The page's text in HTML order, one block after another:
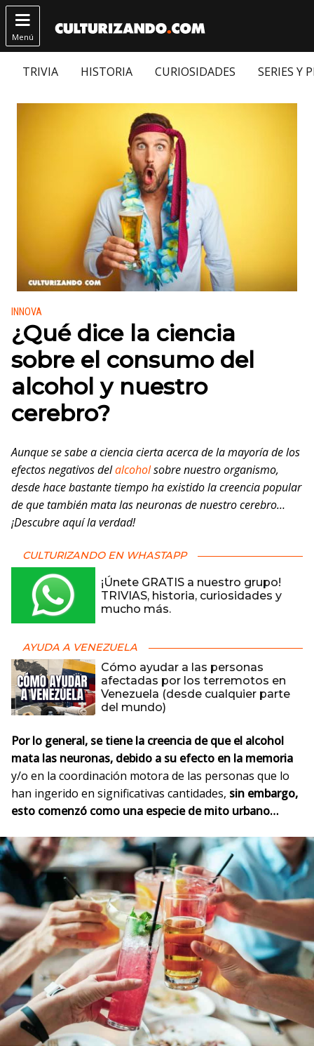

Menú
TRIVIA HISTORIA CURIOSIDADES SERIES Y
Publicado en:
INNOVA
¿Qué dice la ciencia
sobre el consumo del
alcohol y nuestro
cerebro?
Aunque se sabe a ciencia cierta acerca de la mayoría de los
efectos negativos delalcoholsobre nuestro organismo,
desde hace bastante tiempo ha existido la creencia popular
de que también mata las neuronas de nuestro cerebro…
¡Descubre aquí la verdad!
CULTURIZANDO EN WHASTAPP
¡Únete GRATIS a nuestro grupo!
TRIVIAS, historia, curiosidades y
mucho más.
AYUDA A VENEZUELA
Cómo ayudar a las personas
afectadas por los terremotos en
Venezuela (desde cualquier parte
del mundo)
Por lo general, se tiene la creencia de que el alcohol
mata las neuronas, debido a su efecto en la memoria
y/o en la coordinación motora de las personas que lo
han ingerido en significativas cantidades, sin embargo,
esto comenzó como una especie de mito urbano…